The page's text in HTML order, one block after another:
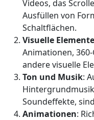
Videos, das
Ausfüllen von
Schaltflächen.
Visuelle Elemente
Animationen,
andere visuelle
Ton und Musik:
Soundeffekte,
Animationen: